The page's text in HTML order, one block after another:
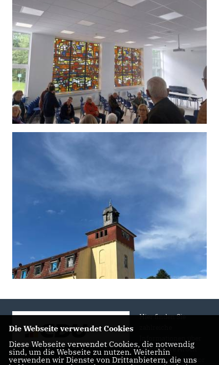
Hier finden Sie
uns, unsere Arbeit
und Engagement vor
Die Webseite verwendet Cookies
Diese Webseite verwendet Cookies, die notwendig
sind, um die Webseite zu nutzen. Weiterhin
verwenden wir Dienste von Drittanbietern, die uns